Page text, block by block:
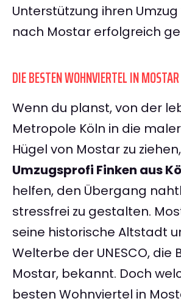
Unterstützung ihren Umzug
nach Mostar erfolgreich
DIE BESTEN WOHNVIERTEL IN MOSTAR
Wenn du planst, von der
Metropole Köln in die
Hügel von Mostar zu
Umzugsprofi Finken aus
helfen, den Übergang
stressfrei zu gestalten.
seine historische Altstadt
Welterbe der UNESCO, die
Mostar, bekannt. Doch
besten Wohnviertel in